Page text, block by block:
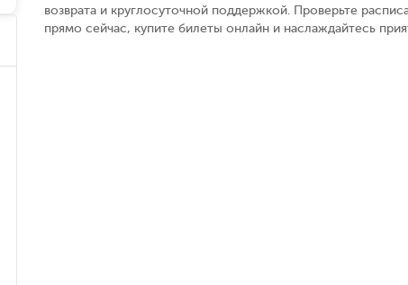
возврата и круглосуточной поддержкой. Проверьте
прямо сейчас, купите билеты онлайн и наслаждайтесь